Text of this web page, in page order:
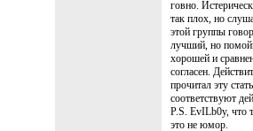
говно.
так плох, но
этой группы
лучший, но
хорошей и
согласен.
прочитал эту
соответствуют
P.S. EvILb0y, что
это не юмор.